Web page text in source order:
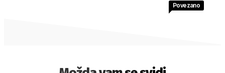
Povezano